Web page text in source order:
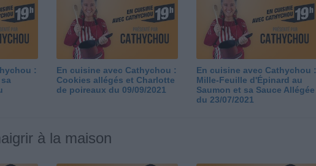
:
En cuisine avec Cathychou :
Cookies allégés et Charlotte
de poireaux du 09/09/2021
En cuisine avec Cathychou :
Mille-Feuille d'Épinard au
Saumon et sa Sauce Allégée
du 23/07/2021
à la maison